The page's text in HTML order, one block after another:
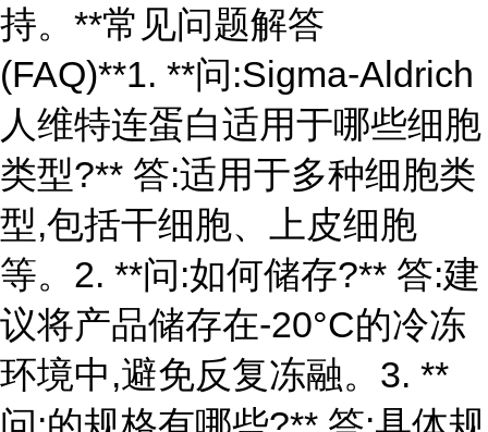
持。**常见问题解答
(FAQ)**1. **问:Sigma-Aldrich
人维特连蛋白适用于哪些细胞
类型?** 答:适用于多种细胞类
型,包括干细胞、上皮细胞
等。2. **问:如何储存?** 答:建
议将产品储存在-20°C的冷冻
环境中,避免反复冻融。3. **